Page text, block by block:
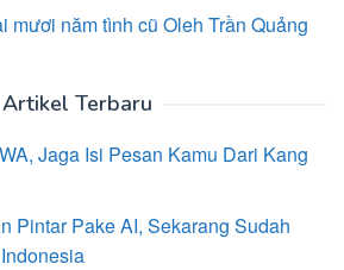
mươi năm tình cũ Oleh Trần Quảng
Artikel Terbaru
Jaga Isi Pesan Kamu Dari Kang
Pintar Pake AI, Sekarang Sudah